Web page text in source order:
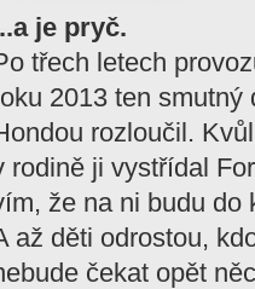
je pryč.
třech letech
2013 ten smutný
rozloučil.
rodině ji vystřídal
že na ni budu do
až děti odrostou,
čekat opět